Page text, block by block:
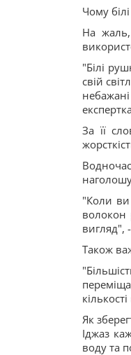
Чому
На
"Білі
свій
За її
"Коли ви
волокон
вигляд",
Також
Як
Іджаз
воду та